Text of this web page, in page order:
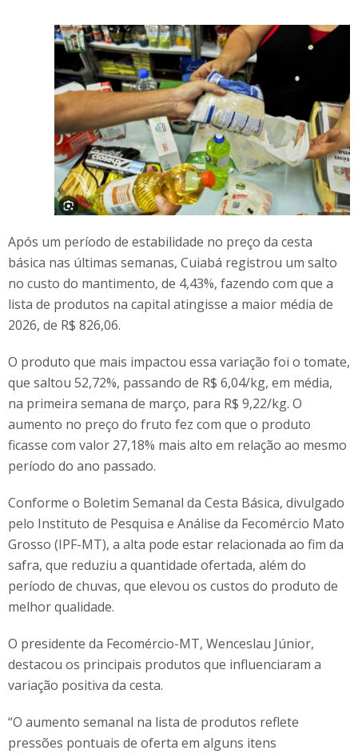
Após um período de estabilidade no preço da cesta
básica nas últimas semanas, Cuiabá registrou um salto
no custo do mantimento, de 4,43%, fazendo com que a
lista de produtos na capital atingisse a maior média de
2026, de R$ 826,06.
O produto que mais impactou essa variação foi o tomate,
que saltou 52,72%, passando de R$ 6,04/kg, em média,
na primeira semana de março, para R$ 9,22/kg. O
aumento no preço do fruto fez com que o produto
ficasse com valor 27,18% mais alto em relação ao mesmo
período do ano passado.
Conforme o Boletim Semanal da Cesta Básica, divulgado
pelo Instituto de Pesquisa e Análise da Fecomércio Mato
Grosso (IPF-MT), a alta pode estar relacionada ao fim da
safra, que reduziu a quantidade ofertada, além do
período de chuvas, que elevou os custos do produto de
melhor qualidade.
O presidente da Fecomércio-MT, Wenceslau Júnior,
destacou os principais produtos que influenciaram a
variação positiva da cesta.
“O aumento semanal na lista de produtos reflete
pressões pontuais de oferta em alguns itens